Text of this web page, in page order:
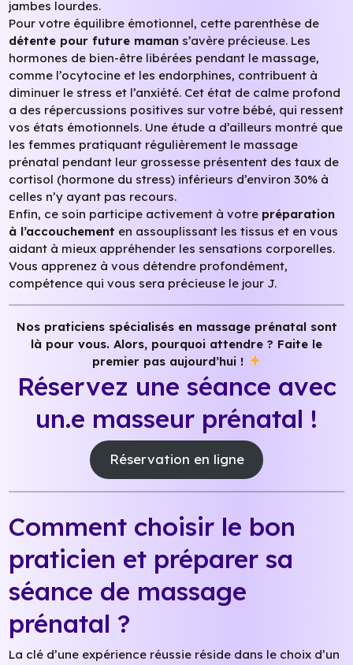
jambes lourdes.
Pour votre équilibre émotionnel, cette parenthèse de
détente pour future maman s’avère précieuse. Les
hormones de bien-être libérées pendant le massage,
comme l’ocytocine et les endorphines, contribuent à
diminuer le stress et l’anxiété. Cet état de calme profond
a des répercussions positives sur votre bébé, qui ressent
vos états émotionnels. Une étude a d’ailleurs montré que
les femmes pratiquant régulièrement le massage
prénatal pendant leur grossesse présentent des taux de
cortisol (hormone du stress) inférieurs d’environ 30% à
celles n’y ayant pas recours.
Enfin, ce soin participe activement à votre préparation
à l’accouchement en assouplissant les tissus et en vous
aidant à mieux appréhender les sensations corporelles.
Vous apprenez à vous détendre profondément,
compétence qui vous sera précieuse le jour J.
Nos praticiens spécialisés en massage prénatal sont
là pour vous. Alors, pourquoi attendre ? Faite le
premier pas aujourd’hui !
Réservez une séance avec
un.e masseur prénatal !
Réservation en ligne
Comment choisir le bon
praticien et préparer sa
séance de massage
prénatal ?
La clé d’une expérience réussie réside dans le choix d’un